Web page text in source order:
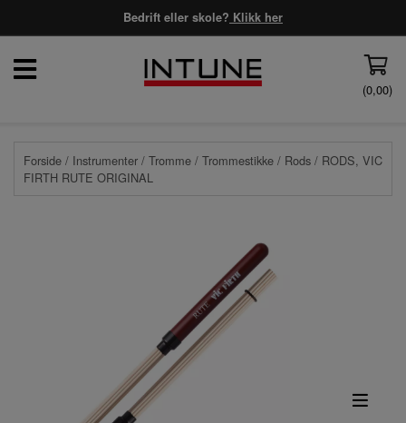
Bedrift eller skole? Klikk her
(0,00)
Forside / Instrumenter / Tromme / Trommestikke / Rods / RODS, VIC
FIRTH RUTE ORIGINAL